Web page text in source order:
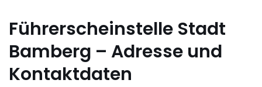
Führerscheinstelle Stadt
Bamberg – Adresse und
Kontaktdaten